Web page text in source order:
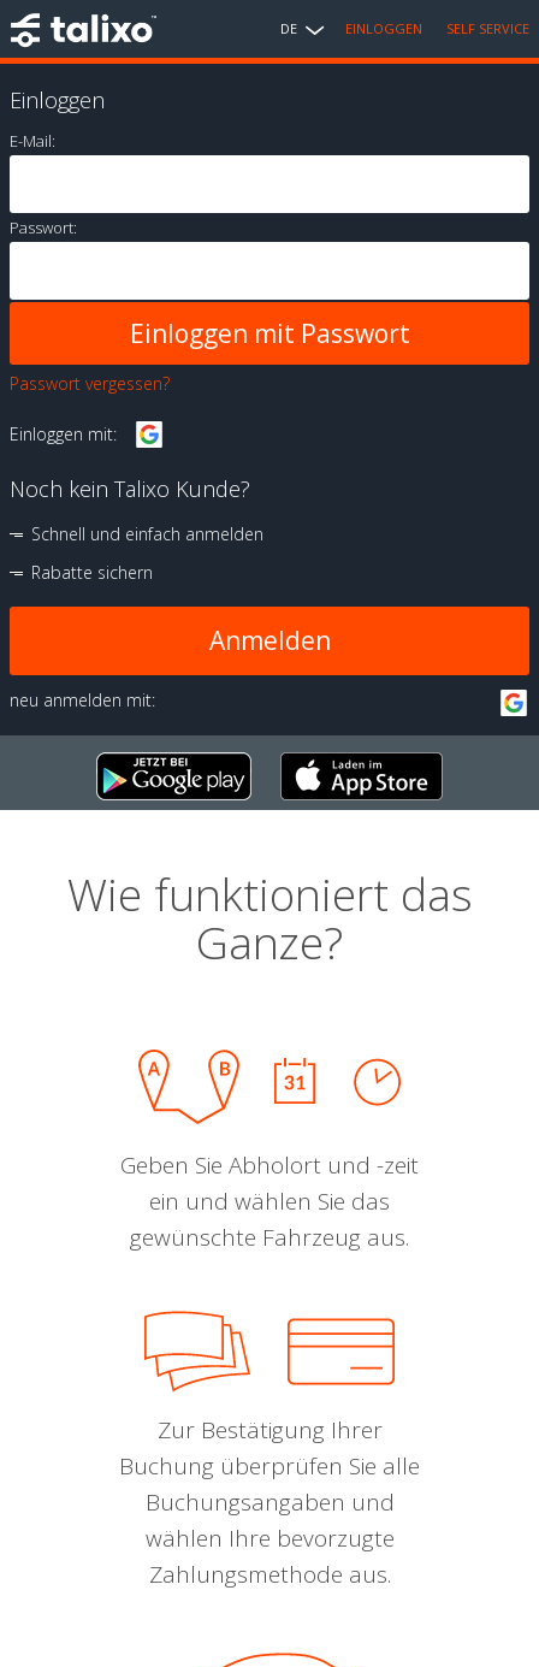
DE EINLOGGEN SELF SERVICE
Einloggen
E-Mail:
Passwort:
Passwort vergessen?
Einloggen mit:
Noch kein Talixo Kunde?
Schnell und einfach anmelden
Rabatte sichern
Anmelden
neu anmelden mit:
Wie funktioniert das
Ganze?
Geben Sie Abholort und -zeit
ein und wählen Sie das
gewünschte Fahrzeug aus.
Zur Bestätigung Ihrer
Buchung überprüfen Sie alle
Buchungsangaben und
wählen Ihre bevorzugte
Zahlungsmethode aus.